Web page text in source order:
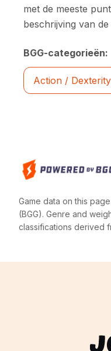
met de meeste
beschrijving van
BGG-categorieën:
Action / Dexterity
Game data on this
(BGG). Genre and
classifications derived